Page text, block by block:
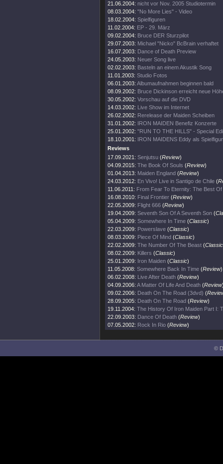
21.06.2004: nicht vor Nov. 2005 Studiotermin
08.03.2004: "No More Lies" - Video
18.02.2004: Spielfiguren
11.02.2004: EP - 29. März
09.02.2004: Bruce DER Sturzpilot
29.07.2003: Michael "Nicko" BcBrain verhaftet
16.07.2003: Dance of Death Preview
24.05.2003: Neuer Song live
02.02.2003: Basteln an einem Akustik Song
11.01.2003: Studio Fotos
06.01.2003: Albumaufnahmen beginnen bald
08.09.2002: Bruce Dickinson erreicht neue
30.05.2002: Vorschau auf die DVD
14.03.2002: Live Show im Internet
26.02.2002: Rerelease der Maiden Scheiben
31.01.2002: IRON MAIDEN Benefiz Konzerte
25.01.2002: "RUN TO THE HILLS" - Special
18.10.2001: IRON MAIDENS Eddy als Spielfigur
Reviews
17.09.2021: Senjutsu (Review)
04.09.2015: The Book Of Souls (Review)
01.04.2013: Maiden England (Review)
24.03.2012: En Vivo! Live in Santigo de Chile (
11.06.2011: From Fear To Eternity: The Best
16.08.2010: Final Frontier (Review)
22.05.2009: Flight 666 (Review)
19.04.2009: Seventh Son Of A Seventh Son (
05.04.2009: Somewhere In Time (Classic)
22.03.2009: Powerslave (Classic)
08.03.2009: Piece Of Mind (Classic)
22.02.2009: The Number Of The Beast (Classic
08.02.2009: Killers (Classic)
25.01.2009: Iron Maiden (Classic)
11.05.2008: Somewhere Back In Time (Review)
06.02.2008: Live After Death (Review)
04.09.2006: A Matter Of Life And Death (Review
09.02.2006: Death On The Road (3dvd) (
28.09.2005: Death On The Road (Review)
19.11.2004: The History Of Iron Maiden Part I:
22.09.2003: Dance Of Death (Review)
07.05.2002: Rock In Rio (Review)
©